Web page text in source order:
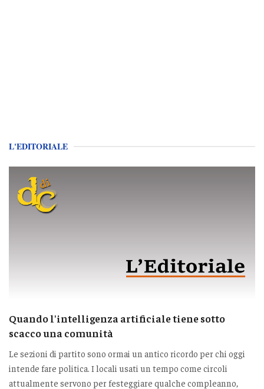
L'EDITORIALE
Quando l'intelligenza artificiale tiene sotto
scacco una comunità
Le sezioni di partito sono ormai un antico ricordo per chi oggi
intende fare politica. I locali usati un tempo come circoli
attualmente servono per festeggiare qualche compleanno,